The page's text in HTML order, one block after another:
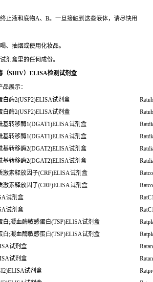
止液和底物A、B。一旦接触到这些液体，请尽快用
、抽烟或使用化妆品。
剂盒里的任何成份。
（SHIV）ELISA检测试剂盒
展示：
白酶2(USP2)ELISA试剂盒
白酶2(USP2)ELISA试剂盒
基转移酶1(DGAT1)ELISA试剂盒
基转移酶1(DGAT1)ELISA试剂盒
基转移酶2(DGAT2)ELISA试剂盒
基转移酶2(DGAT2)ELISA试剂盒
激素释放因子(CRF)ELISA试剂盒
激素释放因子(CRF)ELISA试剂盒
试剂盒
试剂盒
白;凝血酶敏感蛋白(TSP)ELISA试剂盒
白;凝血酶敏感蛋白(TSP)ELISA试剂盒
试剂盒
试剂盒
试剂盒